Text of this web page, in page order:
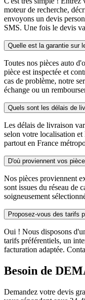
moteur de recherche,
envoyons un devis
SMS. Une fois le devis
Quelle est la garantie sur
Toutes nos pièces auto
pièce est inspectée et
cas de problème, notre
échange ou un
Quels sont les délais de
Les délais de livraison
selon votre localisation
partout en France
D'où proviennent vos
Nos pièces proviennent
sont issues du réseau de
soigneusement
Proposez-vous des tarifs
Oui ! Nous disposons
tarifs préférentiels, un
facturation adaptée.
Besoin de
Demandez votre devis